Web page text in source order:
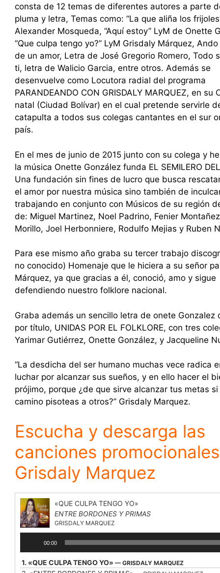
consta de 12 temas de diferentes autores a parte
pluma y letra, Temas como: “La que aliña los
Alexander Mosqueda, “Aquí estoy” LyM de Onette
“Que culpa tengo yo?” LyM Grisdaly Márquez,
de un amor, Letra de José Gregorio Romero, Todo
ti, letra de Walicio Garcia, entre otros. Además se
desenvuelve como Locutora radial del programa
PARANDEANDO CON GRISDALY MARQUEZ, en su
natal (Ciudad Bolívar) en el cual pretende servirle
catapulta a todos sus colegas cantantes en el sur
país.
En el mes de junio de 2015 junto con su colega y
la música Onette González funda EL SEMILERO
Una fundación sin fines de lucro que busca
el amor por nuestra música sino también de
trabajando en conjunto con Músicos de su región
de: Miguel Martinez, Noel Padrino, Fenier
Morillo, Joel Herbonniere, Rodulfo Mejias y Ruben
Para ese mismo año graba su tercer trabajo
no conocido) Homenaje que le hiciera a su señor
Márquez, ya que gracias a él, conoció, amo y sigue
defendiendo nuestro folklore nacional.
Graba además un sencillo letra de onete Gonzalez
por título, UNIDAS POR EL FOLKLORE, con tres
Yarimar Gutiérrez, Onette González, y Jacqueline
“La desdicha del ser humano muchas vece radica
luchar por alcanzar sus sueños, y en ello hacer el
prójimo, porque ¿de que sirve alcanzar tus metas si
camino pisoteas a otros?” Grisdaly Marquez.
Escucha y descarga las
canciones
Grisdaly Marquez
«QUE CULPA TENGO YO»
ENTRE BORDONES Y PRIMAS
GRISDALY MARQUEZ
audio
00:00
1. «QUE CULPA TENGO YO» — GRISDALY MARQUEZ